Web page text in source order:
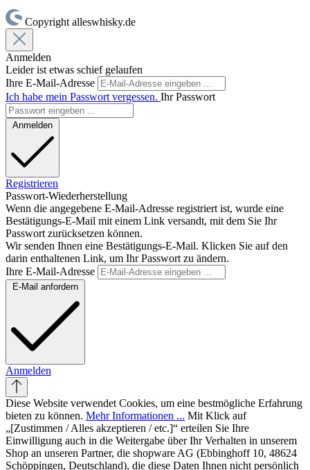
Copyright alleswhisky.de
Anmelden
Leider ist etwas schief gelaufen
Ihre E-Mail-Adresse
Ich habe mein Passwort vergessen. Ihr Passwort
Anmelden
Registrieren
Passwort-Wiederherstellung
Wenn die angegebene E-Mail-Adresse registriert ist, wurde eine
Bestätigungs-E-Mail mit einem Link versandt, mit dem Sie Ihr
Passwort zurücksetzen können.
Wir senden Ihnen eine Bestätigungs-E-Mail. Klicken Sie auf den
darin enthaltenen Link, um Ihr Passwort zu ändern.
Ihre E-Mail-Adresse
E-Mail anfordern
Anmelden
Diese Website verwendet Cookies, um eine bestmögliche Erfahrung
bieten zu können. Mehr Informationen ... Mit Klick auf
„[Zustimmen / Alles akzeptieren / etc.]“ erteilen Sie Ihre
Einwilligung auch in die Weitergabe über Ihr Verhalten in unserem
Shop an unseren Partner, die shopware AG (Ebbinghoff 10, 48624
Schöppingen, Deutschland), die diese Daten Ihnen nicht persönlich